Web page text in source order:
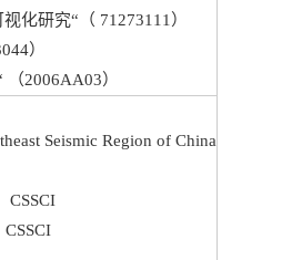
化研究“（ 71273111）
）
2006AA03）
Seismic Region of China
CSSCI